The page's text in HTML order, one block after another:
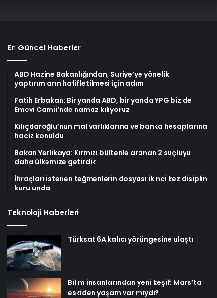
En Güncel Haberler
ABD Hazine Bakanlığından, Suriye’ye yönelik
yaptırımların hafifletilmesi için adım
Fatih Erbakan: Bir yanda ABD, bir yanda YPG biz de
Emevi Camii’nde namaz kılıyoruz
Kılıçdaroğlu’nun mal varlıklarına ve banka hesaplarına
haciz konuldu
Bakan Yerlikaya: Kırmızı bültenle aranan 2 suçluyu
daha ülkemize getirdik
İhraçları istenen teğmenlerin dosyası ikinci kez disiplin
kurulunda
Teknoloji Haberleri
Türksat 6A kalıcı yörüngesine ulaştı
Bilim insanlarından yeni keşif: Mars’ta
eskiden yaşam var mıydı?